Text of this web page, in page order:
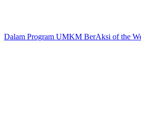
Dalam Program UMKM BerAksi of the